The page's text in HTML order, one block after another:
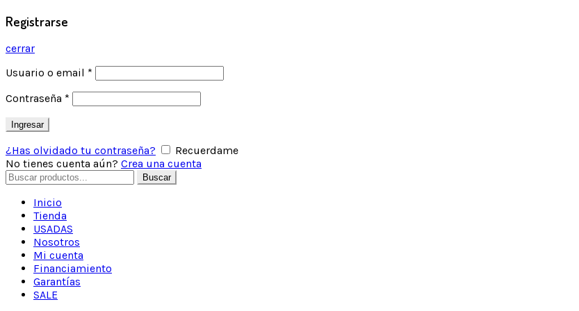
Registrarse
cerrar
Usuario o email *
Contraseña *
Ingresar
¿Has olvidado tu contraseña?
Recuerdame
No tienes cuenta aún? Crea una cuenta
Buscar
Inicio
Tienda
USADAS
Nosotros
Mi cuenta
Financiamiento
Garantías
SALE